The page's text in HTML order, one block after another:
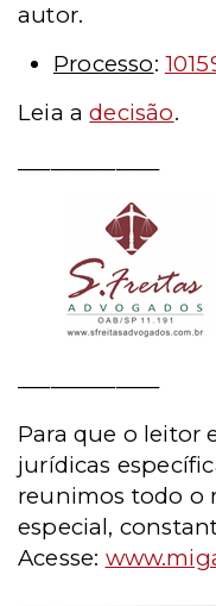
autor.
Processo:
Leia adecisão.
Para que o leitor
jurídicas
reunimos todo o
especial,
Acesse: